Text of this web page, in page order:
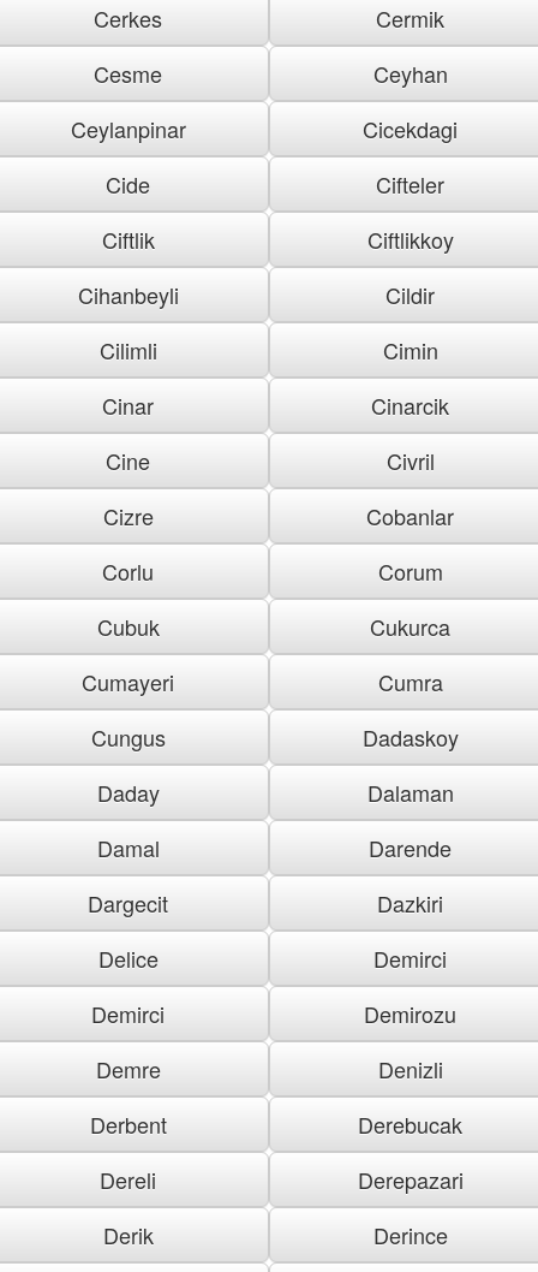
Cerkes
Cermik
Cesme
Ceyhan
Ceylanpinar
Cicekdagi
Cide
Cifteler
Ciftlik
Ciftlikkoy
Cihanbeyli
Cildir
Cilimli
Cimin
Cinar
Cinarcik
Cine
Civril
Cizre
Cobanlar
Corlu
Corum
Cubuk
Cukurca
Cumayeri
Cumra
Cungus
Dadaskoy
Daday
Dalaman
Damal
Darende
Dargecit
Dazkiri
Delice
Demirci
Demirci
Demirozu
Demre
Denizli
Derbent
Derebucak
Dereli
Derepazari
Derik
Derince